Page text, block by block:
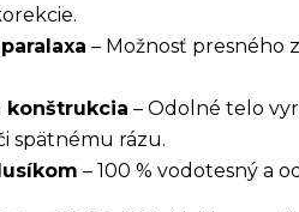
– Možnosť presného
konštrukcia – Odolné telo
spätnému rázu.
– 100 % vodotesný a